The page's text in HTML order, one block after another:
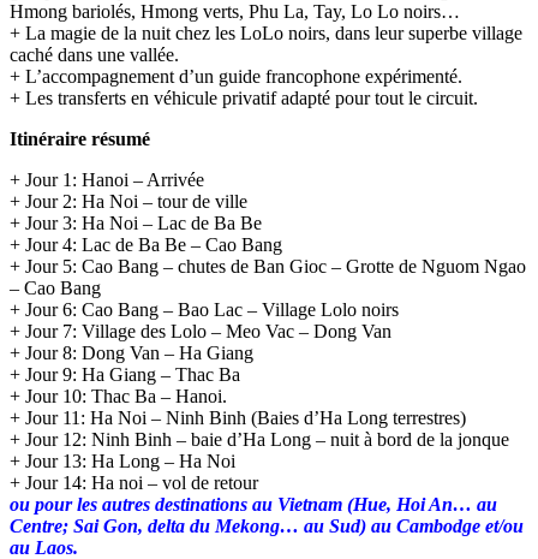
Hmong bariolés, Hmong verts, Phu La, Tay, Lo Lo noirs…
+ La magie de la nuit chez les LoLo noirs, dans leur superbe village
caché dans une vallée.
+ L’accompagnement d’un guide francophone expérimenté.
+ Les transferts en véhicule privatif adapté pour tout le circuit.
Itinéraire résumé
+ Jour 1: Hanoi – Arrivée
+ Jour 2: Ha Noi – tour de ville
+ Jour 3: Ha Noi – Lac de Ba Be
+ Jour 4: Lac de Ba Be – Cao Bang
+ Jour 5: Cao Bang – chutes de Ban Gioc – Grotte de Nguom Ngao
– Cao Bang
+ Jour 6: Cao Bang – Bao Lac – Village Lolo noirs
+ Jour 7: Village des Lolo – Meo Vac – Dong Van
+ Jour 8: Dong Van – Ha Giang
+ Jour 9: Ha Giang – Thac Ba
+ Jour 10: Thac Ba – Hanoi.
+ Jour 11: Ha Noi – Ninh Binh (Baies d’Ha Long terrestres)
+ Jour 12: Ninh Binh – baie d’Ha Long – nuit à bord de la jonque
+ Jour 13: Ha Long – Ha Noi
+ Jour 14: Ha noi – vol de retour
ou pour les autres destinations au Vietnam (Hue, Hoi An… au
Centre; Sai Gon, delta du Mekong… au Sud) au Cambodge et/ou
au Laos.